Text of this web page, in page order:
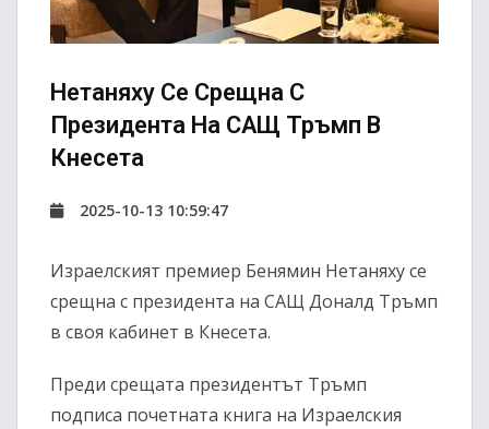
Нетаняху Се Срещна С
Президента На САЩ Тръмп В
Кнесета
2025-10-13 10:59:47
Израелският премиер Бенямин Нетаняху се
срещна с президента на САЩ Доналд Тръмп
в своя кабинет в Кнесета.
Преди срещата президентът Тръмп
подписа почетната книга на Израелския